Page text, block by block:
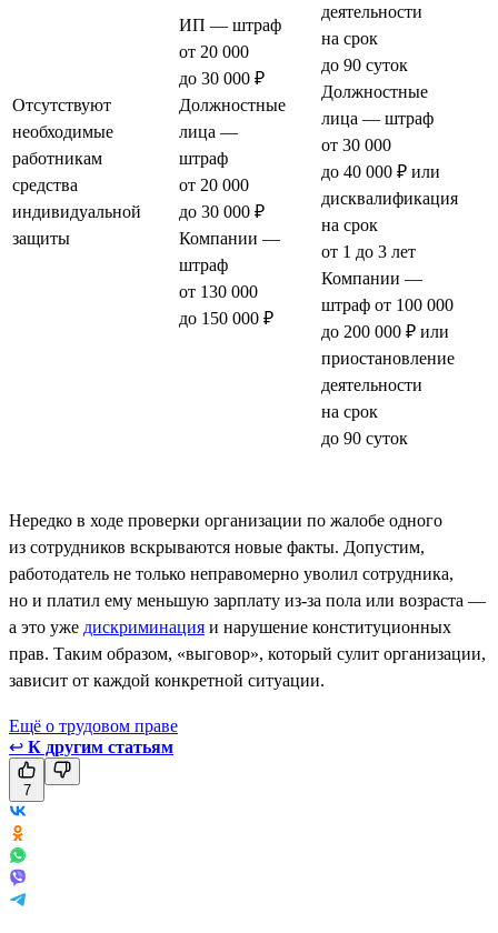
Отсутствуют
необходимые
работникам
средства
индивидуальной
защиты
ИП — штраф
от 20 000
до 30 000 ₽
Должностные
лица —
штраф
от 20 000
до 30 000 ₽
Компании —
штраф
от 130 000
до 150 000 ₽
деятельности
на срок
до 90 суток
Должностные
лица — штраф
от 30 000
до 40 000 ₽ или
дисквалификация
на срок
от 1 до 3 лет
Компании —
штраф от 100 000
до 200 000 ₽ или
приостановление
деятельности
на срок
до 90 суток
Нередко в ходе проверки организации по жалобе одного
из сотрудников вскрываются новые факты. Допустим,
работодатель не только неправомерно уволил сотрудника,
но и платил ему меньшую зарплату из-за пола или возраста —
а это уже дискриминация и нарушение конституционных
прав. Таким образом, «выговор», который сулит организации,
зависит от каждой конкретной ситуации.
Ещё о трудовом праве
↩ К другим статьям
7